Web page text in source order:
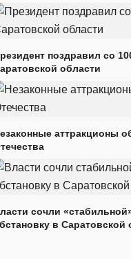
поздравил со
области
аттракционы
сочли
в Саратовской